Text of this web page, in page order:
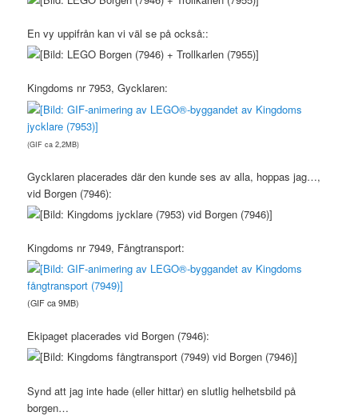
En vy uppifrån kan vi väl se på också::
Kingdoms nr 7953, Gycklaren:
(GIF ca 2,2MB)
Gycklaren placerades där den kunde ses av alla, hoppas jag…,
vid Borgen (7946):
Kingdoms nr 7949, Fångtransport:
(GIF ca 9MB)
Ekipaget placerades vid Borgen (7946):
Synd att jag inte hade (eller hittar) en slutlig helhetsbild på
borgen…